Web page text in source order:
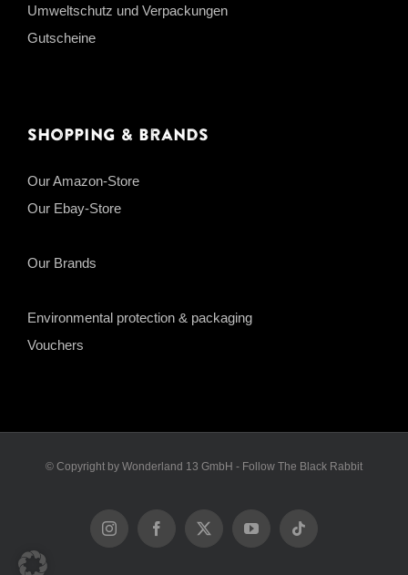
Umweltschutz und Verpackungen
Gutscheine
Shopping & Brands
Our Amazon-Store
Our Ebay-Store
Our Brands
Environmental protection & packaging
Vouchers
© Copyright by Wonderland 13 GmbH - Follow The Black Rabbit
InstagramFacebook
X YouTubeTiktok